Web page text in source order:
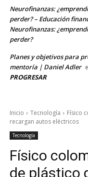
Neurofinanzas:
perder? – Educación
Neurofinanzas:
perder?
Planes y objetivos para
mentoría | Daniel Adler
PROGRESAR